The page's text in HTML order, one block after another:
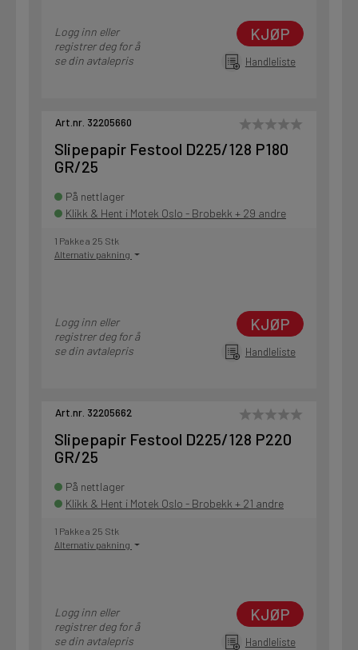
Logg inn eller
registrer deg for å
se din avtalepris
KJØP
Handleliste
Art.nr. 32205660
Slipepapir Festool D225/128 P180
GR/25
På nettlager
Klikk & Hent i Motek Oslo - Brobekk + 29 andre
1 Pakke a 25 Stk
Alternativ pakning
Logg inn eller
registrer deg for å
se din avtalepris
KJØP
Handleliste
Art.nr. 32205662
Slipepapir Festool D225/128 P220
GR/25
På nettlager
Klikk & Hent i Motek Oslo - Brobekk + 21 andre
1 Pakke a 25 Stk
Alternativ pakning
Logg inn eller
registrer deg for å
se din avtalepris
KJØP
Handleliste